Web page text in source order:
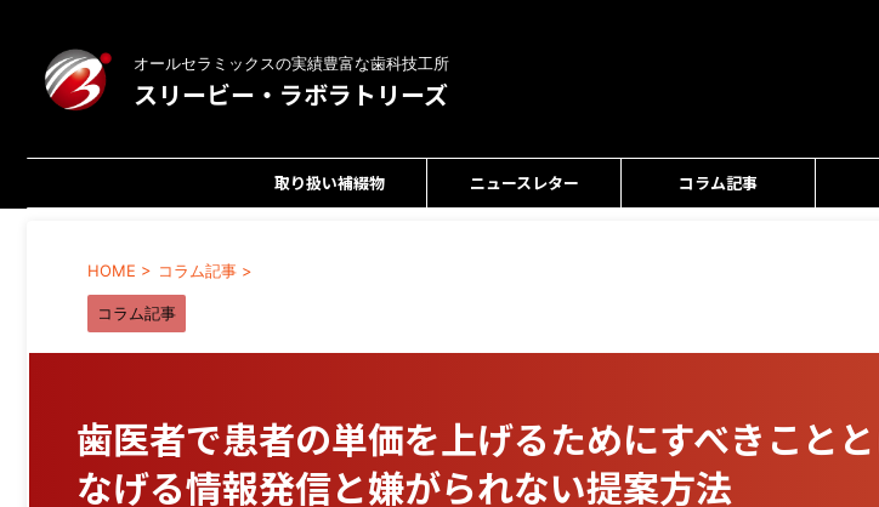
オールセラミックスの実績豊富な歯科技工所
スリービー・ラボラトリーズ
取り扱い補綴物 ニュースレター コラム記事
HOME > コラム記事 >
コラム記事
歯医者で患者の単価を上げるためにすべきこと
なげる情報発信と嫌がられない提案方法